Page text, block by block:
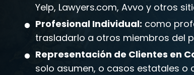
Yelp, Lawyers.com, Avvo y otros
Profesional Individual: como
trasladarlo a otros miembros del
Representación de Clientes en
solo asumen, o casos estatales o